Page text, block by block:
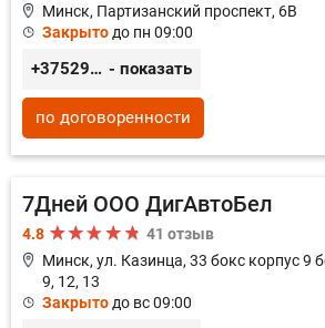
Минск, Партизанский проспект, 6В
Закрыто до пн 09:00
+375296035003 - показать
по договоренности
7Дней ООО ДигАвтоБел
4.8
41 отзыв
Минск, ул. Казинца, 33 бокс корпус 9
9, 12, 13
Закрыто до вс 09:00